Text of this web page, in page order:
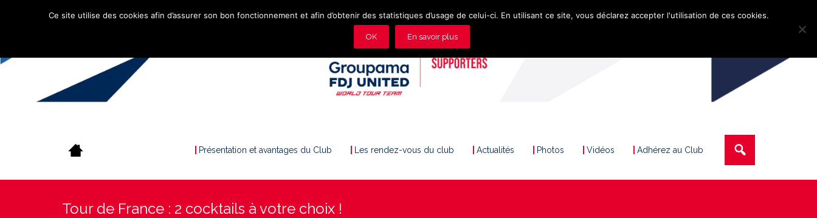
Présentation et avantages du Club Les rendez-vous du club Actualités Photos Vidéos Adhérez au Club
Tour de France : 2 cocktails à votre choix !
Ce site utilise des cookies afin d’assurer son bon fonctionnement et afin d’obtenir des statistiques d’usage de celui-ci. En utilisant ce site, vous déclarez accepter l'utilisation de ces cookies.
OK En savoir plus